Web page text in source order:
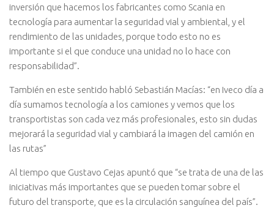
inversión que hacemos los fabricantes como Scania en
tecnología para aumentar la seguridad vial y ambiental, y el
rendimiento de las unidades, porque todo esto no es
importante si el que conduce una unidad no lo hace con
responsabilidad”.
También en este sentido habló Sebastián Macías: “en Iveco día a
día sumamos tecnología a los camiones y vemos que los
transportistas son cada vez más profesionales, esto sin dudas
mejorará la seguridad vial y cambiará la imagen del camión en
las rutas”
Al tiempo que Gustavo Cejas apuntó que “se trata de una de las
iniciativas más importantes que se pueden tomar sobre el
futuro del transporte, que es la circulación sanguínea del país”.